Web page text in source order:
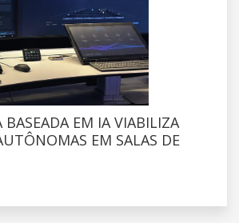
BASEADA EM IA VIABILIZA
EM SALAS DE